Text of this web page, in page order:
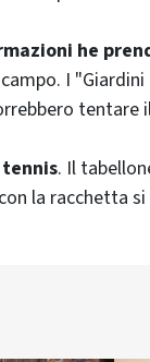
he
I
tentare
. Il
la racchetta